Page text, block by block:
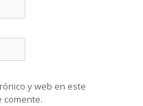
y web en este
comente.